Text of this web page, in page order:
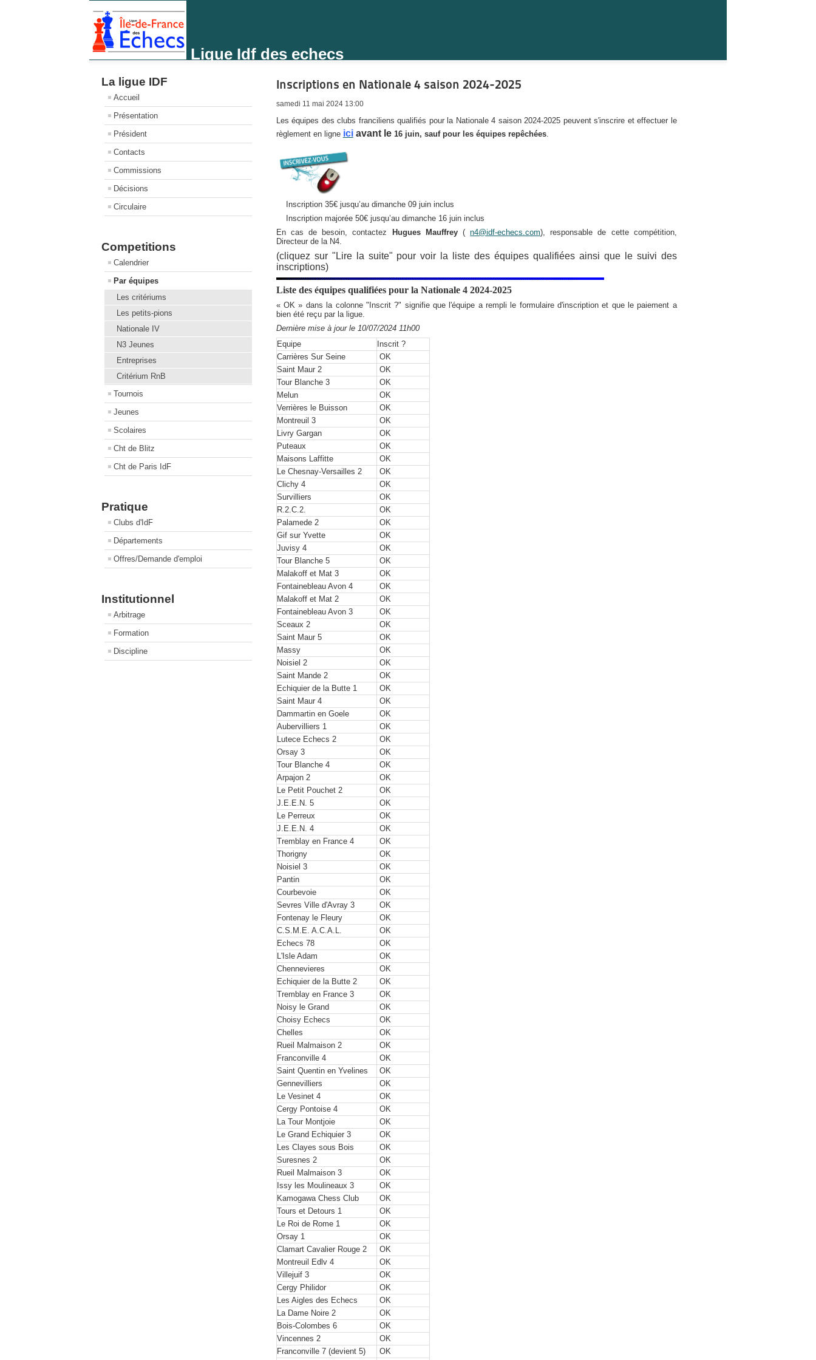
Ligue Idf des echecs
La ligue IDF
Accueil
Présentation
Président
Contacts
Commissions
Décisions
Circulaire
Competitions
Calendrier
Par équipes
Les critériums
Les petits-pions
Nationale IV
N3 Jeunes
Entreprises
Critérium RnB
Tournois
Jeunes
Scolaires
Cht de Blitz
Cht de Paris IdF
Pratique
Clubs d'IdF
Départements
Offres/Demande d'emploi
Institutionnel
Arbitrage
Formation
Discipline
Inscriptions en Nationale 4 saison 2024-2025
samedi 11 mai 2024 13:00
Les équipes des clubs franciliens qualifiés pour la Nationale 4 saison 2024-2025 peuvent s'inscrire et effectuer le
règlement en ligne ici avant le 16 juin, sauf pour les équipes repêchées.
Inscription 35€ jusqu’au dimanche 09 juin inclus
Inscription majorée 50€ jusqu’au dimanche 16 juin inclus
En cas de besoin, contactez
Hugues Mauffrey(n4@idf-echecs.com), responsable de cette compétition,
Directeur de la N4.
(cliquez sur "Lire la suite" pour voir la liste des équipes qualifiées ainsi que le suivi des
inscriptions)
Liste des équipes qualifiées pour la Nationale 4 2024-2025
« OK » dans la colonne "Inscrit ?" signifie que l'équipe a rempli le formulaire d'inscription et que le paiement a
bien été reçu par la ligue.
Dernière mise à jour le 10/07/2024 11h00
Equipe
Inscrit ?
Carrières Sur Seine
OK
Saint Maur 2
OK
Tour Blanche 3
OK
Melun
OK
Verrières le Buisson
OK
Montreuil 3
OK
Livry Gargan
OK
Puteaux
OK
Maisons Laffitte
OK
Le Chesnay-Versailles 2
OK
Clichy 4
OK
Survilliers
OK
R.2.C.2.
OK
Palamede 2
OK
Gif sur Yvette
OK
Juvisy 4
OK
Tour Blanche 5
OK
Malakoff et Mat 3
OK
Fontainebleau Avon 4
OK
Malakoff et Mat 2
OK
Fontainebleau Avon 3
OK
Sceaux 2
OK
Saint Maur 5
OK
Massy
OK
Noisiel 2
OK
Saint Mande 2
OK
Echiquier de la Butte 1
OK
Saint Maur 4
OK
Dammartin en Goele
OK
Aubervilliers 1
OK
Lutece Echecs 2
OK
Orsay 3
OK
Tour Blanche 4
OK
Arpajon 2
OK
Le Petit Pouchet 2
OK
J.E.E.N. 5
OK
Le Perreux
OK
J.E.E.N. 4
OK
Tremblay en France 4
OK
Thorigny
OK
Noisiel 3
OK
Pantin
OK
Courbevoie
OK
Sevres Ville d'Avray 3
OK
Fontenay le Fleury
OK
C.S.M.E. A.C.A.L.
OK
Echecs 78
OK
L'Isle Adam
OK
Chennevieres
OK
Echiquier de la Butte 2
OK
Tremblay en France 3
OK
Noisy le Grand
OK
Choisy Echecs
OK
Chelles
OK
Rueil Malmaison 2
OK
Franconville 4
OK
Saint Quentin en Yvelines
OK
Gennevilliers
OK
Le Vesinet 4
OK
Cergy Pontoise 4
OK
La Tour Montjoie
OK
Le Grand Echiquier 3
OK
Les Clayes sous Bois
OK
Suresnes 2
OK
Rueil Malmaison 3
OK
Issy les Moulineaux 3
OK
Kamogawa Chess Club
OK
Tours et Detours 1
OK
Le Roi de Rome 1
OK
Orsay 1
OK
Clamart Cavalier Rouge 2
OK
Montreuil Edlv 4
OK
Villejuif 3
OK
Cergy Philidor
OK
Les Aigles des Echecs
OK
La Dame Noire 2
OK
Bois-Colombes 6
OK
Vincennes 2
OK
Franconville 7 (devient 5)
OK